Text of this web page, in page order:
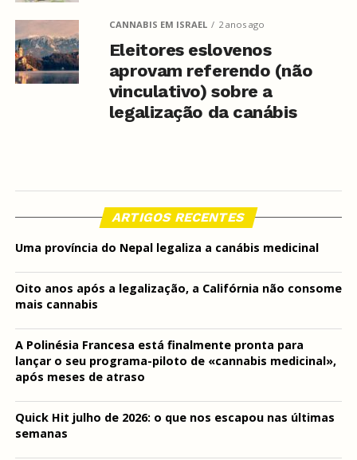
CANNABIS EM ISRAEL 2 anos ago
Eleitores eslovenos
aprovam referendo (não
vinculativo) sobre a
legalização da canábis
ARTIGOS RECENTES
Uma província do Nepal legaliza a canábis medicinal
Oito anos após a legalização, a Califórnia não consome
mais cannabis
A Polinésia Francesa está finalmente pronta para
lançar o seu programa-piloto de «cannabis medicinal»,
após meses de atraso
Quick Hit julho de 2026: o que nos escapou nas últimas
semanas